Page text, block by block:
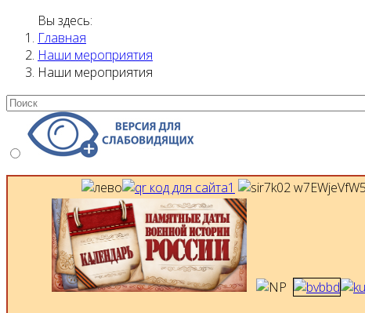
Вы здесь:
Главная
Наши мероприятия
Наши мероприятия